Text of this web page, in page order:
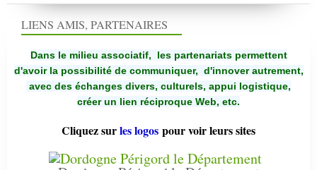
LIENS AMIS, PARTENAIRES
Dans le milieu associatif, les partenariats permettent
d'avoir la possibilité de communiquer, d'innover autrement,
avec des échanges divers, culturels, appui logistique,
créer un lien réciproque Web, etc.
Cliquez surles logos pour voir leurs sites